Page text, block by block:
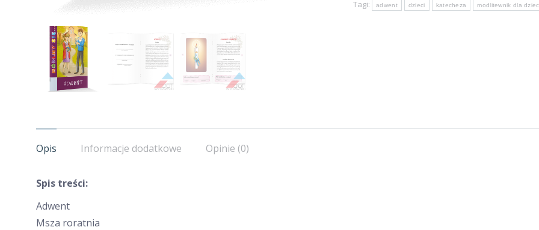
Tagi:
adwent dzieci katecheza modlitewnik dla
Opis Informacje dodatkowe Opinie (0)
Spis treści:
Adwent
Msza roratnia